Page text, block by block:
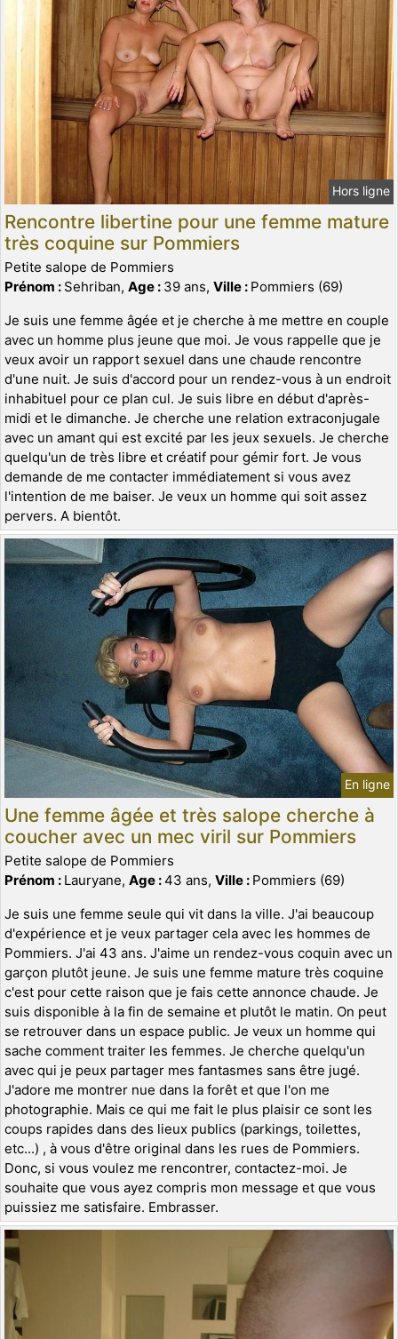
Hors ligne
Rencontre libertine pour une femme mature
très coquine sur Pommiers
Petite salope de Pommiers
Prénom : Sehriban, Age : 39 ans, Ville : Pommiers (69)
Je suis une femme âgée et je cherche à me mettre en couple
avec un homme plus jeune que moi. Je vous rappelle que je
veux avoir un rapport sexuel dans une chaude rencontre
d'une nuit. Je suis d'accord pour un rendez-vous à un endroit
inhabituel pour ce plan cul. Je suis libre en début d'après-
midi et le dimanche. Je cherche une relation extraconjugale
avec un amant qui est excité par les jeux sexuels. Je cherche
quelqu'un de très libre et créatif pour gémir fort. Je vous
demande de me contacter immédiatement si vous avez
l'intention de me baiser. Je veux un homme qui soit assez
pervers. A bientôt.
En ligne
Une femme âgée et très salope cherche à
coucher avec un mec viril sur Pommiers
Petite salope de Pommiers
Prénom : Lauryane, Age :43 ans, Ville : Pommiers (69)
Je suis une femme seule qui vit dans la ville. J'ai beaucoup
d'expérience et je veux partager cela avec les hommes de
Pommiers. J'ai 43 ans. J'aime un rendez-vous coquin avec un
garçon plutôt jeune. Je suis une femme mature très coquine
c'est pour cette raison que je fais cette annonce chaude. Je
suis disponible à la fin de semaine et plutôt le matin. On peut
se retrouver dans un espace public. Je veux un homme qui
sache comment traiter les femmes. Je cherche quelqu'un
avec qui je peux partager mes fantasmes sans être jugé.
J'adore me montrer nue dans la forêt et que l'on me
photographie. Mais ce qui me fait le plus plaisir ce sont les
coups rapides dans des lieux publics (parkings, toilettes,
etc...) , à vous d'être original dans les rues de Pommiers.
Donc, si vous voulez me rencontrer, contactez-moi. Je
souhaite que vous ayez compris mon message et que vous
puissiez me satisfaire. Embrasser.